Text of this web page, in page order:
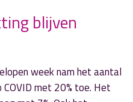
en
blijven
week nam het aantal
met 20% toe. Het